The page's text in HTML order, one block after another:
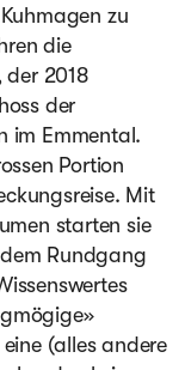
zu
die
der 2018
der
im Emmental.
Portion
Mit
starten sie
Rundgang
(alles andere